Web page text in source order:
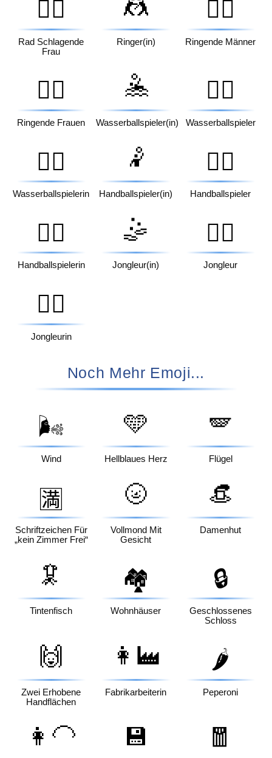
🤸‍♀️
Rad Schlagende
Frau
🤼
Ringer(in)
🤼‍♂️
Ringende Männer
🤼‍♀️
Ringende Frauen
🤽
Wasserballspieler(in)
🤽‍♂️
Wasserballspieler
🤽‍♀️
Wasserballspielerin
🤾
Handballspieler(in)
🤾‍♂️
Handballspieler
🤾‍♀️
Handballspielerin
🤹
Jongleur(in)
🤹‍♂️
Jongleur
🤹‍♀️
Jongleurin
Noch Mehr Emoji...
🌬️
Wind
🩵
Hellblaues Herz
🪽
Flügel
🈵
Schriftzeichen Für
„kein Zimmer Frei“
🌝
Vollmond Mit
Gesicht
👒
Damenhut
🦑
Tintenfisch
🏘️
Wohnhäuser
🔒
Geschlossenes
Schloss
🙌
Zwei Erhobene
Handflächen
👩‍🏭
Fabrikarbeiterin
🌶️
Peperoni
👩‍🦲 💾 🧧